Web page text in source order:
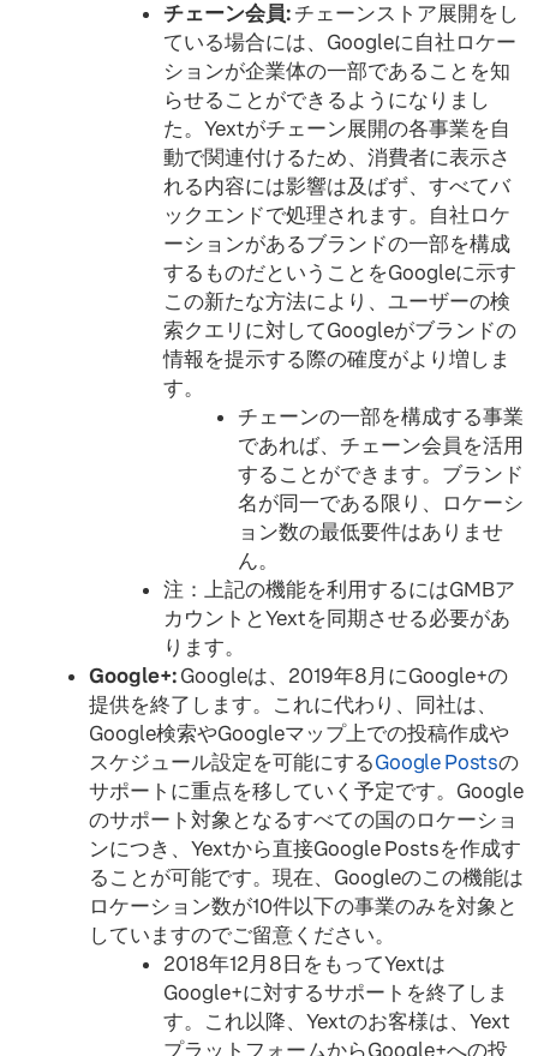
チェーン会員:チェーンストア展開をし
ている場合には、Googleに自社ロケー
ションが企業体の一部であることを知
らせることができるようになりまし
た。Yextがチェーン展開の各事業を自
動で関連付けるため、消費者に表示さ
れる内容には影響は及ばず、すべてバ
ックエンドで処理されます。自社ロケ
ーションがあるブランドの一部を構成
するものだということをGoogleに示す
この新たな方法により、ユーザーの検
索クエリに対してGoogleがブランドの
情報を提示する際の確度がより増しま
す。
チェーンの一部を構成する事業
であれば、チェーン会員を活用
することができます。ブランド
名が同一である限り、ロケーシ
ョン数の最低要件はありませ
ん。
注：上記の機能を利用するにはGMBア
カウントとYextを同期させる必要があ
ります。
Google+:Googleは、2019年8月にGoogle+の
提供を終了します。これに代わり、同社は、
Google検索やGoogleマップ上での投稿作成や
スケジュール設定を可能にするGoogle Postsの
サポートに重点を移していく予定です。Google
のサポート対象となるすべての国のロケーショ
ンにつき、Yextから直接Google Postsを作成す
ることが可能です。現在、Googleのこの機能は
ロケーション数が10件以下の事業のみを対象と
していますのでご留意ください。
2018年12月8日をもってYextは
Google+に対するサポートを終了しま
す。これ以降、Yextのお客様は、Yext
プラットフォームからGoogle+への投